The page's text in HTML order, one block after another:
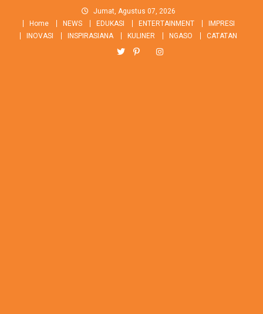
content
Jumat, Agustus 07, 2026
Home
NEWS EDUKASI ENTERTAINMENT
IMPRESI
INOVASI
INSPIRASIANA KULINER NGASO CATATAN